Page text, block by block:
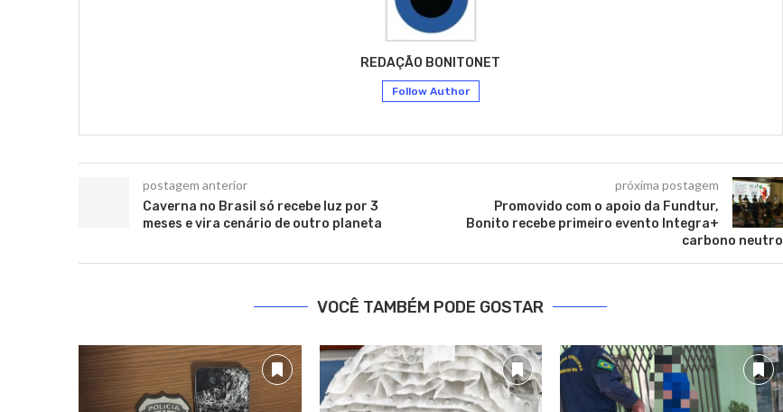
REDAÇÃO BONITONET
Follow Author
postagem anterior
Caverna no Brasil só recebe luz por 3
meses e vira cenário de outro planeta
próxima postagem
Promovido com o apoio da Fundtur,
Bonito recebe primeiro evento Integra+
carbono neutro
VOCÊ TAMBÉM PODE GOSTAR